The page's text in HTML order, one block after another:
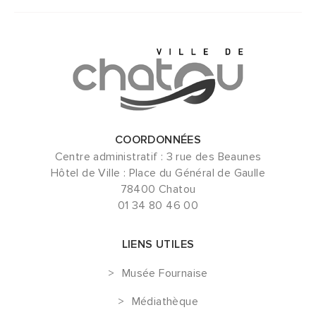
COORDONNÉES
Centre administratif : 3 rue des Beaunes
Hôtel de Ville : Place du Général de Gaulle
78400 Chatou
01 34 80 46 00
LIENS UTILES
Musée Fournaise
Médiathèque